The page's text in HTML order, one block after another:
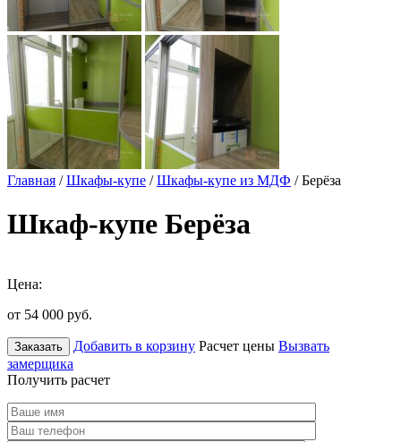
Главная /Шкафы-купе /Шкафы-купе из МДФ / Берёза
Шкаф-купе Берёза
Цена:
от 54 000 руб.
Заказать Добавить в корзину Расчет цены Вызвать
замерщика
Получить расчет